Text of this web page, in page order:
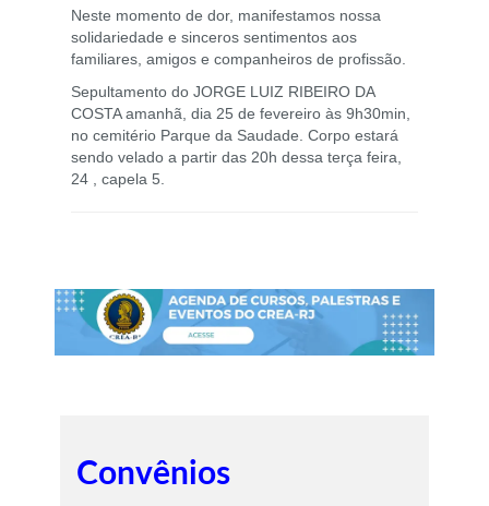
Neste momento de dor, manifestamos nossa
solidariedade e sinceros sentimentos aos
familiares, amigos e companheiros de profissão.
Sepultamento do JORGE LUIZ RIBEIRO DA
COSTA amanhã, dia 25 de fevereiro às 9h30min,
no cemitério Parque da Saudade. Corpo estará
sendo velado a partir das 20h dessa terça feira,
24 , capela 5.
Convênios